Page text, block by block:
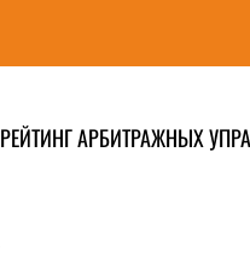
РЕЙТИНГ АРБИТРАЖНЫХ